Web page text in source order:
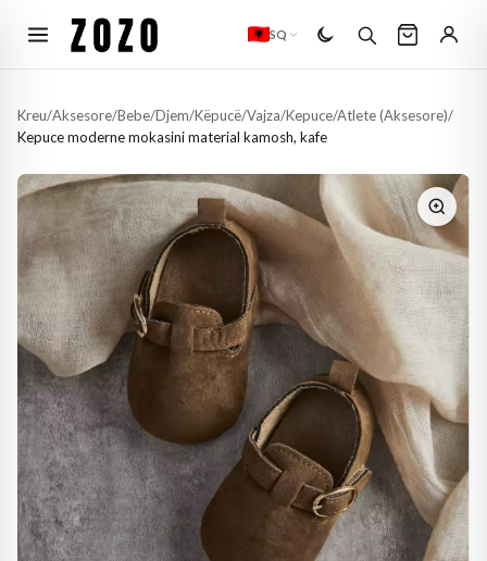
SQ
Kreu/Aksesore/Bebe/Djem/Këpucë/Vajza/Kepuce/Atlete (Aksesore)/
Kepuce moderne mokasini material kamosh, kafe